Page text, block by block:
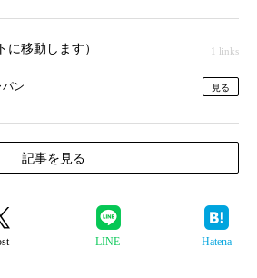
移動します） 1 links
ン 見る
記事を見る
LINE Hatena